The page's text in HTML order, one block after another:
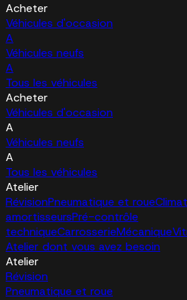
Acheter
Véhicules d'occasion
A
Véhicules neufs
A
Tous les véhicules
Acheter
Véhicules d'occasion
A
Véhicules neufs
A
Tous les véhicules
Atelier
RévisionPneumatique et roue
amortisseursPré-contrôle
techniqueCarrosserieMécanique
Atelier dont vous avez besoin
Atelier
Révision
Pneumatique et roue